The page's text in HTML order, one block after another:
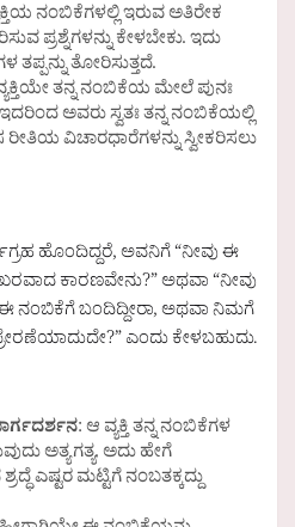
ನಂಬಿಕೆಗಳಲ್ಲಿ ಇರುವ ಅತಿರೇಕ
ಪ್ರಶ್ನೆಗಳನ್ನು ಕೇಳಬೇಕು. ಇದು
ತೋರಿಸುತ್ತದೆ.
ತನ್ನ ನಂಬಿಕೆಯ ಮೇಲೆ ಪುನಃ
ಅವರು ಸ್ವತಃ ತನ್ನ ನಂಬಿಕೆಯಲ್ಲಿ
ರೀತಿಯ ವಿಚಾರಧಾರೆಗಳನ್ನು ಸ್ವೀಕರಿಸಲು
ಹೊಂದಿದ್ದರೆ, ಅವನಿಗೆ “ನೀವು ಈ
ಕಾರಣವೇನು?” ಅಥವಾ “ನೀವು
ನಂಬಿಕೆಗೆ ಬಂದಿದ್ದೀರಾ, ಅಥವಾ ನಿಮಗೆ
ಎಂದು ಕೇಳಬಹುದು.
: ಆ ವ್ಯಕ್ತಿ ತನ್ನ ನಂಬಿಕೆಗಳ
ಅತ್ಯಗತ್ಯ. ಅದು ಹೇಗೆ
ಎಷ್ಟರ ಮಟ್ಟಿಗೆ ನಂಬತಕ್ಕದ್ದು